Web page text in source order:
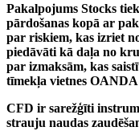
Pakalpojums Stocks
pārdošanas kopā ar
par riskiem, kas izriet
piedāvāti kā daļa no
par izmaksām, kas
tīmekļa vietnes
CFD ir sarežģīti
strauju naudas